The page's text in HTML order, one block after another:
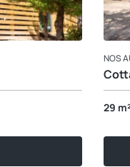
NOS
29 m²